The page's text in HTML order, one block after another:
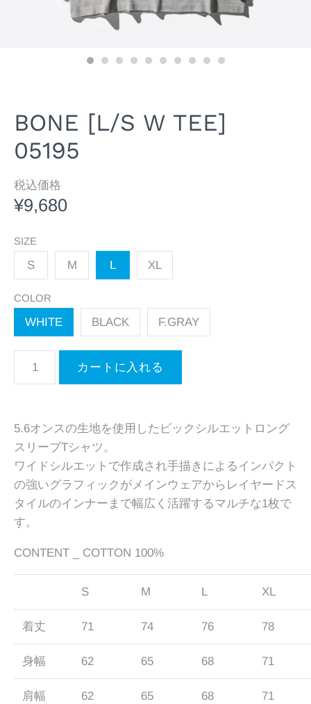
BONE [L/S W TEE]
05195
税込価格
¥9,680
SIZE
S M L XL
COLOR
WHITE BLACK F.GRAY
5.6オンスの生地を使用したビックシルエットロング
スリーブTシャツ。
ワイドシルエットで作成され手描きによるインパクト
の強いグラフィックがメインウェアからレイヤードス
タイルのインナーまで幅広く活躍するマルチな1枚で
す。
CONTENT _ COTTON 100%
S M L XL
着丈 71 74 76 78
身幅 62 65 68 71
肩幅 62 65 68 71